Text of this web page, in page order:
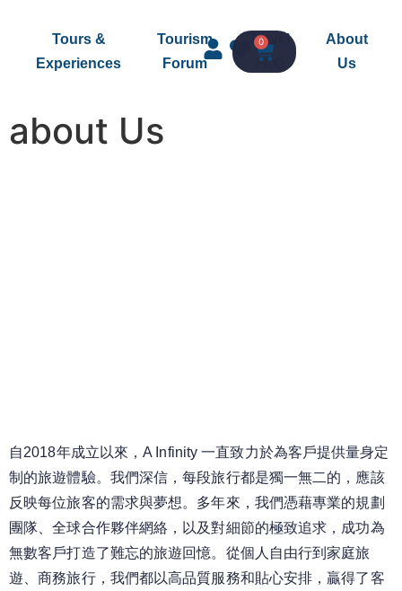
Tours &
Experiences
Tourism
Forum
Travel
FAQ
About
Us
0
about Us
自2018年成立以來，A Infinity 一直致力於為客戶提供量身定
制的旅遊體驗。我們深信，每段旅行都是獨一無二的，應該
反映每位旅客的需求與夢想。多年來，我們憑藉專業的規劃
團隊、全球合作夥伴網絡，以及對細節的極致追求，成功為
無數客戶打造了難忘的旅遊回憶。從個人自由行到家庭旅
遊、商務旅行，我們都以高品質服務和貼心安排，贏得了客